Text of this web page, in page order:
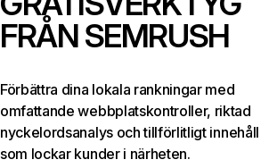
FRÅN SEMRUSH
Förbättra dina lokala rankningar med
omfattande webbplatskontroller, riktad
nyckelordsanalys och tillförlitligt innehåll
som lockar kunder i närheten.